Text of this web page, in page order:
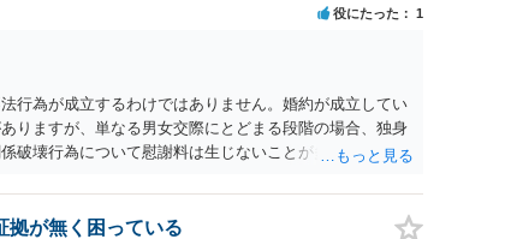
役にたった 1
行為が成立するわけではありません。婚約が成立してい
りますが、単なる男女交際にとどまる段階の場合、独身
破壊行為について慰謝料は生じないことが多いと思われ
かったと割り切って、交際を終わらせるのがよいと思い
拠が無く困っている